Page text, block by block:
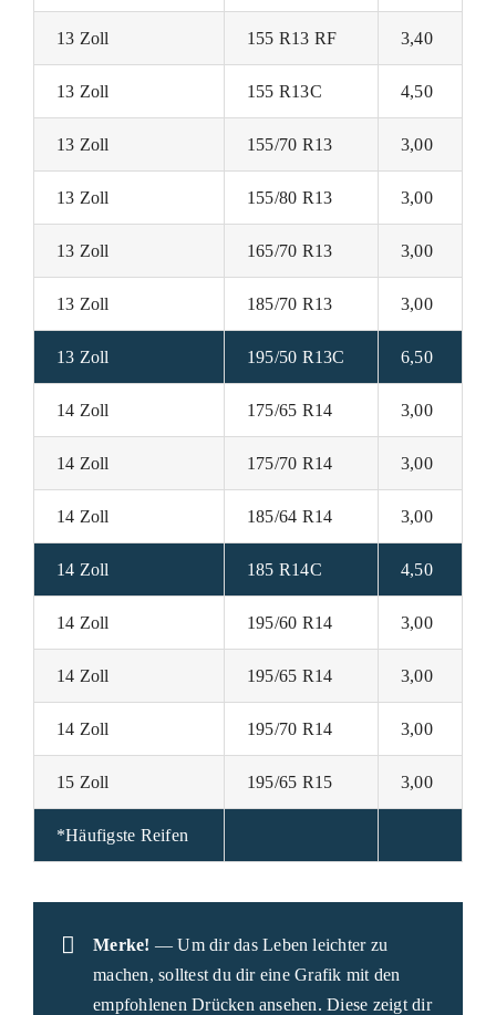
13 Zoll 155 R13 RF 3,40
13 Zoll 155 R13C 4,50
13 Zoll 155/70 R13 3,00
13 Zoll 155/80 R13 3,00
13 Zoll 165/70 R13 3,00
13 Zoll 185/70 R13 3,00
13 Zoll 195/50 R13C 6,50
14 Zoll 175/65 R14 3,00
14 Zoll 175/70 R14 3,00
14 Zoll 185/64 R14 3,00
14 Zoll 185 R14C 4,50
14 Zoll 195/60 R14 3,00
14 Zoll 195/65 R14 3,00
14 Zoll 195/70 R14 3,00
15 Zoll 195/65 R15 3,00
*Häufigste Reifen
Merke! — Um dir das Leben leichter zu
machen, solltest du dir eine Grafik mit den
empfohlenen Drücken ansehen. Diese zeigt dir